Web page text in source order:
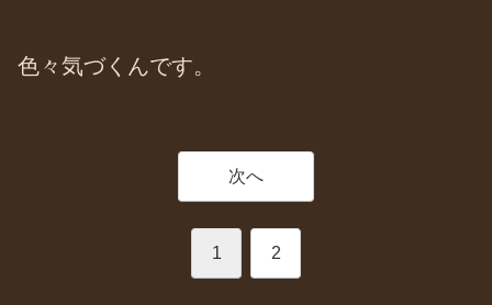
色々気づくんです。
次へ
1 2